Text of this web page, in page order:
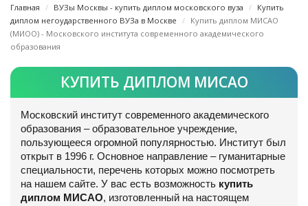
Главная ВУЗы Москвы - купить диплом московского вуза
Купить
диплом негоударственного ВУЗа в Москве
Купить диплом МИСАО
(МИОО) - Московского института современного академического
образования
КУПИТЬ ДИПЛОМ МИСАО
Московский институт современного академического
образования – образовательное учреждение,
пользующееся огромной популярностью. Институт был
открыт в 1996 г. Основное направление – гуманитарные
специальности, перечень которых можно посмотреть
на нашем сайте. У вас есть возможность купить
диплом МИСАО, изготовленный на настоящем